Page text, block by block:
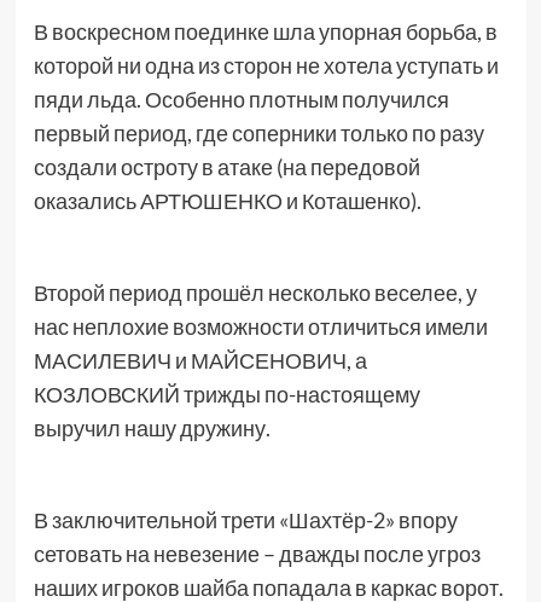
В воскресном поединке шла упорная борьба, в
которой ни одна из сторон не хотела уступать и
пяди льда. Особенно плотным получился
первый период, где соперники только по разу
создали остроту в атаке (на передовой
оказались АРТЮШЕНКО и Коташенко).
Второй период прошёл несколько веселее, у
нас неплохие возможности отличиться имели
МАСИЛЕВИЧ и МАЙСЕНОВИЧ, а
КОЗЛОВСКИЙ трижды по-настоящему
выручил нашу дружину.
В заключительной трети «Шахтёр-2» впору
сетовать на невезение – дважды после угроз
наших игроков шайба попадала в каркас ворот.